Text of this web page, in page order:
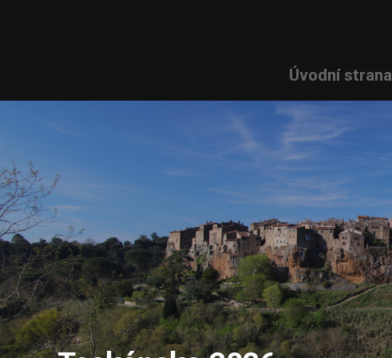
Úvodní strana